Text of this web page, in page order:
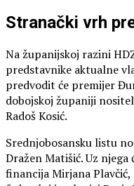
Stranački vrh
Na županijskoj razini
predstavnike aktualne
predvodit će premijer
dobojskoj županiji
Radoš Kosić.
Srednjobosansku listu
Dražen Matišić. Uz
financija Mirjana